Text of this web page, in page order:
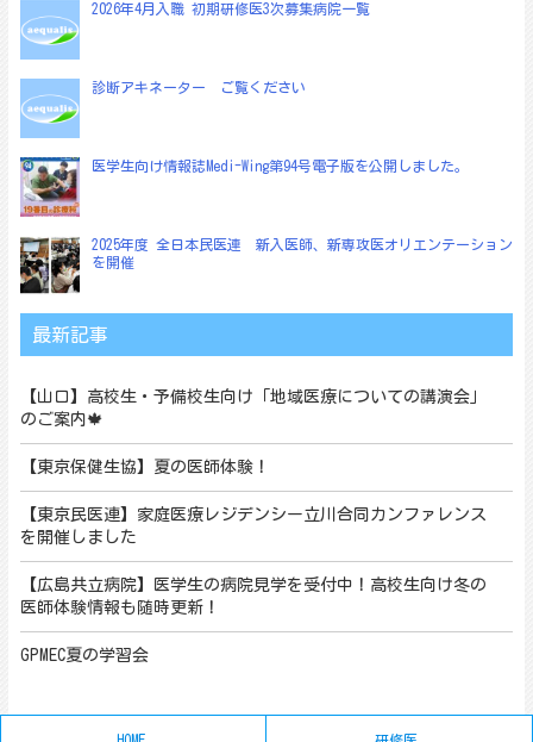
2026年4月入職 初期研修医3次募集病院一覧
診断アキネーター ご覧ください
医学生向け情報誌Medi-Wing第94号電子版を公開しました。
2025年度 全日本民医連 新入医師、新専攻医オリエンテーション
を開催
最新記事
【山口】高校生・予備校生向け「地域医療についての講演会」
のご案内🍁
【東京保健生協】夏の医師体験！
【東京民医連】家庭医療レジデンシー立川合同カンファレンス
を開催しました
【広島共立病院】医学生の病院見学を受付中！高校生向け冬の
医師体験情報も随時更新！
GPMEC夏の学習会